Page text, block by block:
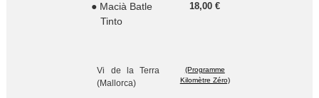
● Macià Batle
Tinto
Vi de la Terra
(Mallorca)
18,00 €
(Programme
Kilomètre Zéro)